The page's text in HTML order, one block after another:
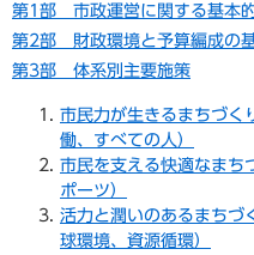
第1部 市政運営に関する基本
第2部 財政環境と予算編成の
第3部 体系別主要施策
市民力が生きるまちづく
働、すべての人）
市民を支える快適なまち
ポーツ）
活力と潤いのあるまちづ
球環境、資源循環）